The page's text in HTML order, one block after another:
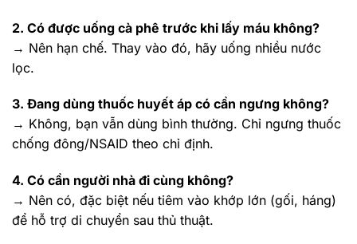
2. Có được uống cà phê trước khi lấy máu không?
→ Nên hạn chế. Thay vào đó, hãy uống nhiều nước
lọc.
3. Đang dùng thuốc huyết áp có cần ngưng không?
→ Không, bạn vẫn dùng bình thường. Chỉ ngưng thuốc
chống đông/NSAID theo chỉ định.
4. Có cần người nhà đi cùng không?
→ Nên có, đặc biệt nếu tiêm vào khớp lớn (gối, háng)
để hỗ trợ di chuyển sau thủ thuật.